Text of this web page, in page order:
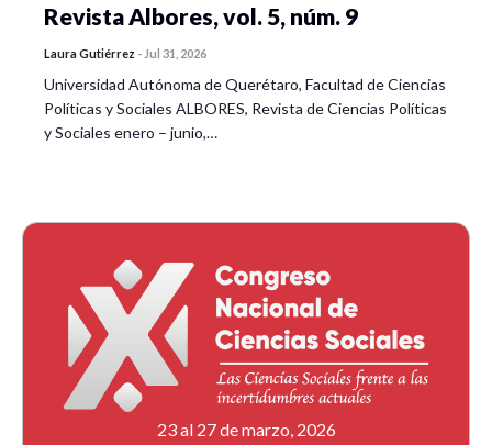
Revista Albores, vol. 5, núm. 9
Laura Gutiérrez - Jul 31, 2026
Universidad Autónoma de Querétaro, Facultad de Ciencias
Políticas y Sociales ALBORES, Revista de Ciencias Políticas
y Sociales enero – junio,…
23 al 27 de marzo, 2026